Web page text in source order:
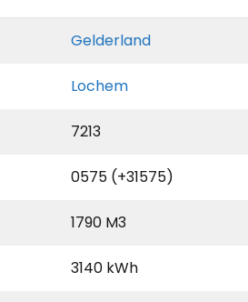
Gelderland
Lochem
7213
0575 (+31575)
1790 M3
3140 kWh